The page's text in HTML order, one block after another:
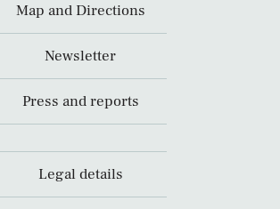
Map and Directions
Newsletter
Press and reports
Legal details